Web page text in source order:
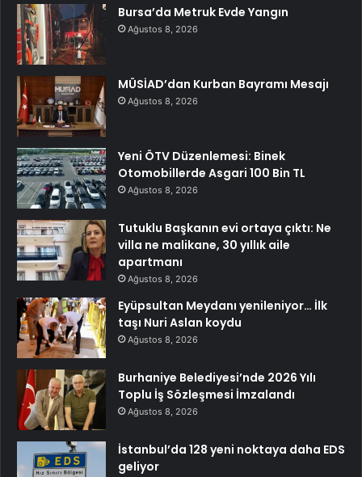
Bursa’da Metruk Evde Yangın
Ağustos 8, 2026
MÜSİAD’dan Kurban Bayramı Mesajı
Ağustos 8, 2026
Yeni ÖTV Düzenlemesi: Binek
Otomobillerde Asgari 100 Bin TL
Ağustos 8, 2026
Tutuklu Başkanın evi ortaya çıktı: Ne
villa ne malikane, 30 yıllık aile
apartmanı
Ağustos 8, 2026
Eyüpsultan Meydanı yenileniyor… İlk
taşı Nuri Aslan koydu
Ağustos 8, 2026
Burhaniye Belediyesi’nde 2026 Yılı
Toplu İş Sözleşmesi İmzalandı
Ağustos 8, 2026
İstanbul’da 128 yeni noktaya daha EDS
geliyor